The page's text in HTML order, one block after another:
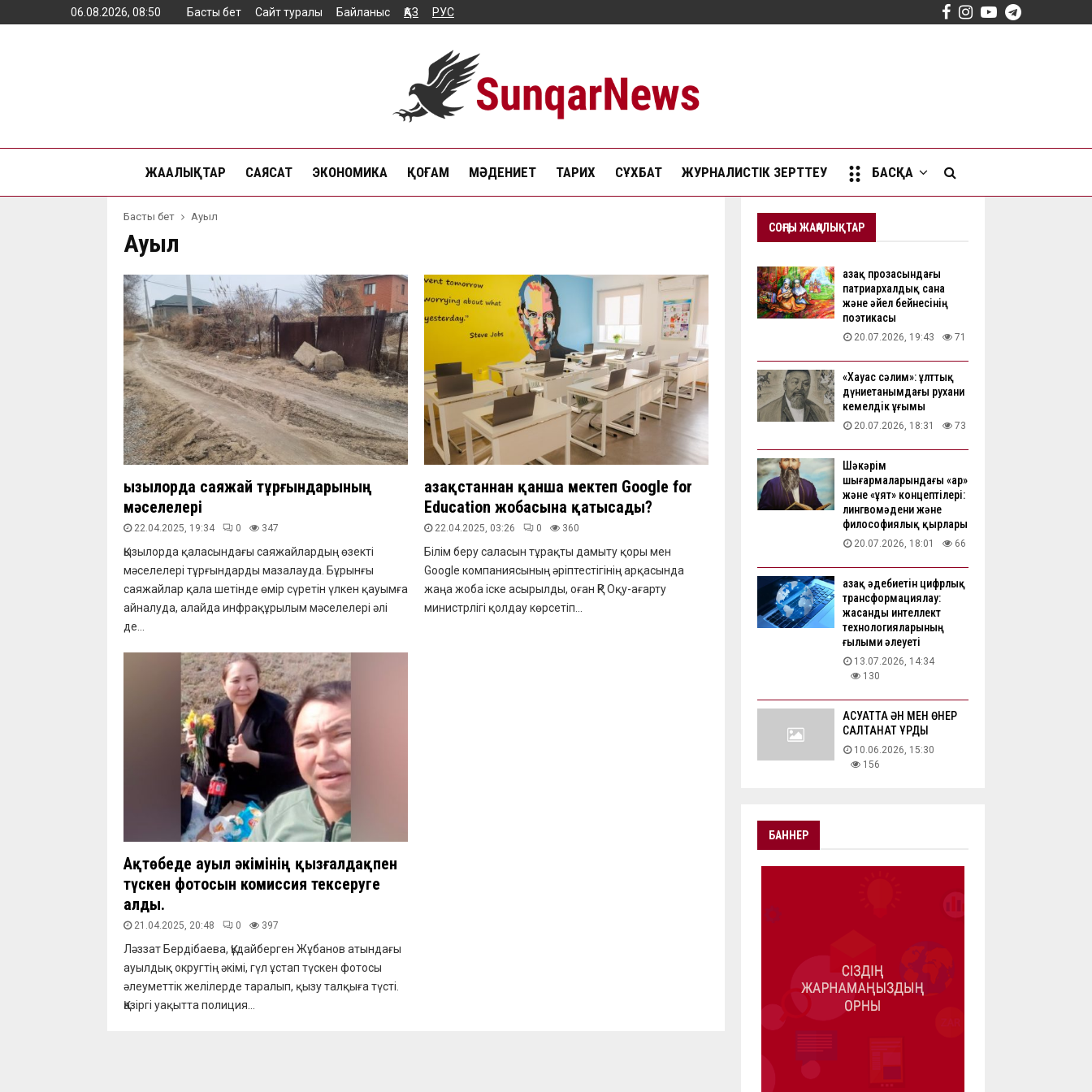
06.08.2026, 08:50 Басты бет Сайт туралы Байланыс ҚАЗ РУС Facebook
Instagram
YoutubeTelegram
ЖАҢАЛЫҚТАР САЯСАТ ЭКОНОМИКА ҚОҒАМ МӘДЕНИЕТ ТАРИХ СҰХБАТ ЖУРНАЛИСТІК ЗЕРТТЕУ БАСҚА
Басты бет Ауыл
Ауыл
Қызылорда саяжай тұрғындарының
мәселелері
22.04.2025, 19:34 0 347
Қызылорда қаласындағы саяжайлардың өзекті
мәселелері тұрғындарды мазалауда. Бұрынғы
саяжайлар қала шетінде өмір сүретін үлкен қауымға
айналуда, алайда инфрақұрылым мәселелері әлі
де...
Қазақстаннан қанша мектеп Google for
Education жобасына қатысады?
22.04.2025, 03:26 0 360
Білім беру саласын тұрақты дамыту қоры мен
Google компаниясының әріптестігінің арқасында
жаңа жоба іске асырылды, оған ҚР Оқу-ағарту
министрлігі қолдау көрсетіп...
Ақтөбеде ауыл әкімінің қызғалдақпен
түскен фотосын комиссия тексеруге
алды.
21.04.2025, 20:48 0 397
Ләззат Бердібаева, Құдайберген Жұбанов атындағы
ауылдық округтің әкімі, гүл ұстап түскен фотосы
әлеуметтік желілерде таралып, қызу талқыға түсті.
Қазіргі уақытта полиция...
СОҢҒЫ ЖАҢАЛЫҚТАР
Қазақ прозасындағы
патриархалдық сана
және әйел бейнесінің
поэтикасы
20.07.2026, 19:43 71
«Хауас сәлим»: ұлттық
дүниетанымдағы рухани
кемелдік ұғымы
20.07.2026, 18:31 73
Шәкәрім
шығармаларындағы «ар»
және «ұят» концептілері:
лингвомәдени және
философиялық қырлары
20.07.2026, 18:01 66
Қазақ әдебиетін цифрлық
трансформациялау:
жасанды интеллект
технологияларының
ғылыми әлеуеті
13.07.2026, 14:34
130
АҚСУАТТА ӘН МЕН ӨНЕР
САЛТАНАТ ҚҰРДЫ
10.06.2026, 15:30
156
БАННЕР